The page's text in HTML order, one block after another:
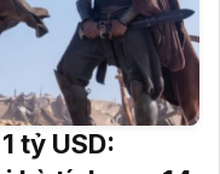
tỷ USD: